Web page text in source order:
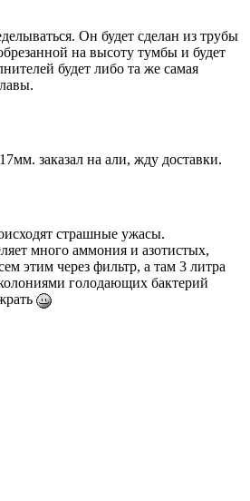
Он будет сделан из трубы
на высоту тумбы и будет
будет либо та же самая
заказал на али, жду доставки.
страшные ужасы.
много аммония и азотистых,
этим через фильтр, а там 3 литра
голодающих бактерий